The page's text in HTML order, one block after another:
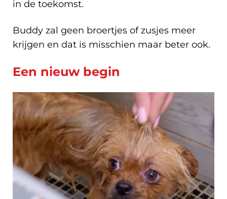
in de toekomst.
Buddy zal geen broertjes of zusjes meer
krijgen en dat is misschien maar beter ook.
Een nieuw begin